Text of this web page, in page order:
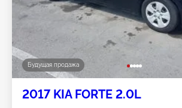
Будущая продажа
2017 KIA FORTE 2.0L